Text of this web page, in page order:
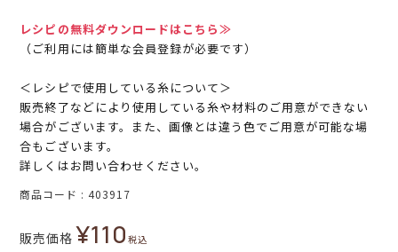
レシピの無料ダウンロードはこちら≫
（ご利用には簡単な会員登録が必要です）
＜レシピで使用している糸について＞
販売終了などにより使用している糸や材料のご用意ができない
場合がございます。また、画像とは違う色でご用意が可能な場
合もございます。
詳しくはお問い合わせください。
商品コード 403917
販売価格 ¥110税込